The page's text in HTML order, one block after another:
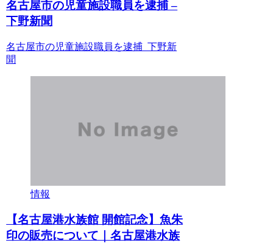
名古屋市の児童施設職員を逮捕 –
下野新聞
名古屋市の児童施設職員を逮捕 下野新
聞
情報
【名古屋港水族館 開館記念】魚朱
印の販売について｜名古屋港水族